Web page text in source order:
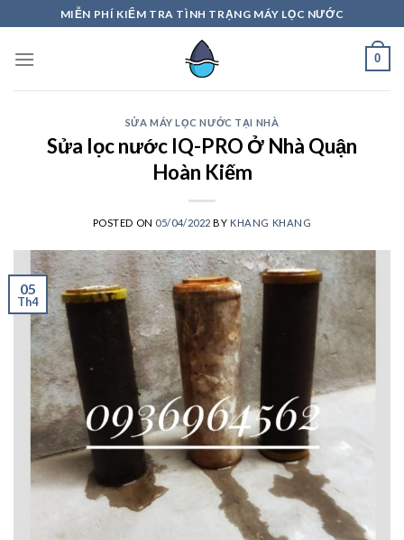
to
content
MIỄN PHÍ KIỂM TRA TÌNH TRẠNG MÁY LỌC NƯỚC
0
SỬA MÁY LỌC NƯỚC TẠI NHÀ
Sửa lọc nước IQ-PRO Ở Nhà Quận
Hoàn Kiếm
POSTED ON 05/04/2022 BY KHANG KHANG
05
Th4